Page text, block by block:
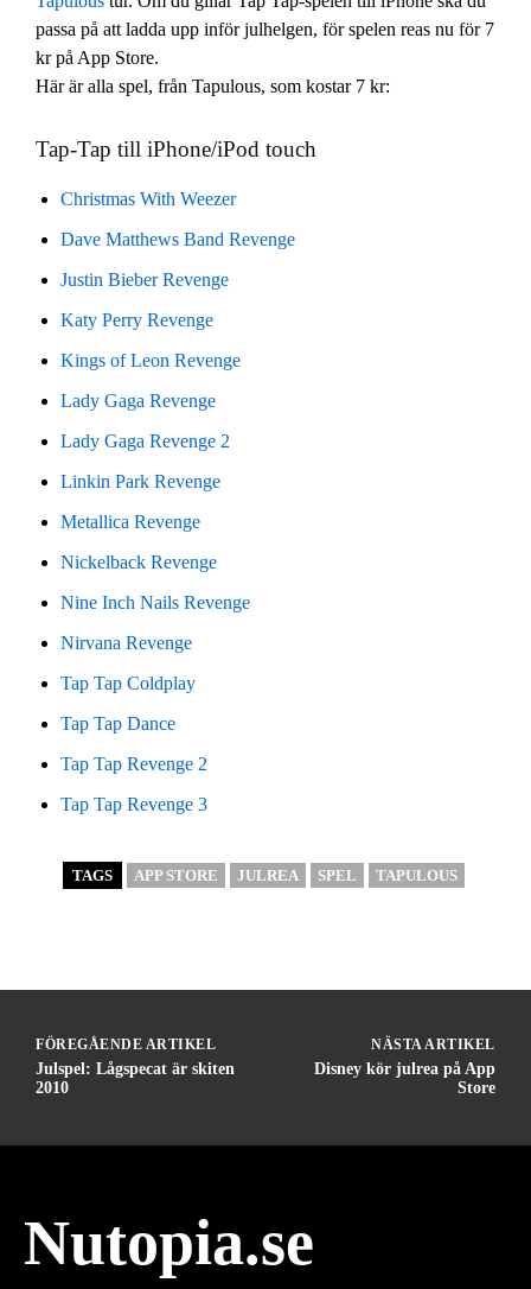
passa på att ladda upp inför julhelgen, för spelen reas nu för 7
kr på App Store.
Här är alla spel, från Tapulous, som kostar 7 kr:
Tap-Tap till iPhone/iPod touch
Christmas With Weezer
Dave Matthews Band Revenge
Justin Bieber Revenge
Katy Perry Revenge
Kings of Leon Revenge
Lady Gaga Revenge
Lady Gaga Revenge 2
Linkin Park Revenge
Metallica Revenge
Nickelback Revenge
Nine Inch Nails Revenge
Nirvana Revenge
Tap Tap Coldplay
Tap Tap Dance
Tap Tap Revenge 2
Tap Tap Revenge 3
TAGS APP STORE JULREA SPEL TAPULOUS
FÖREGÅENDE ARTIKEL
Julspel: Lågspecat är skiten
2010
NÄSTA ARTIKEL
Disney kör julrea på App
Store
Nutopia.se